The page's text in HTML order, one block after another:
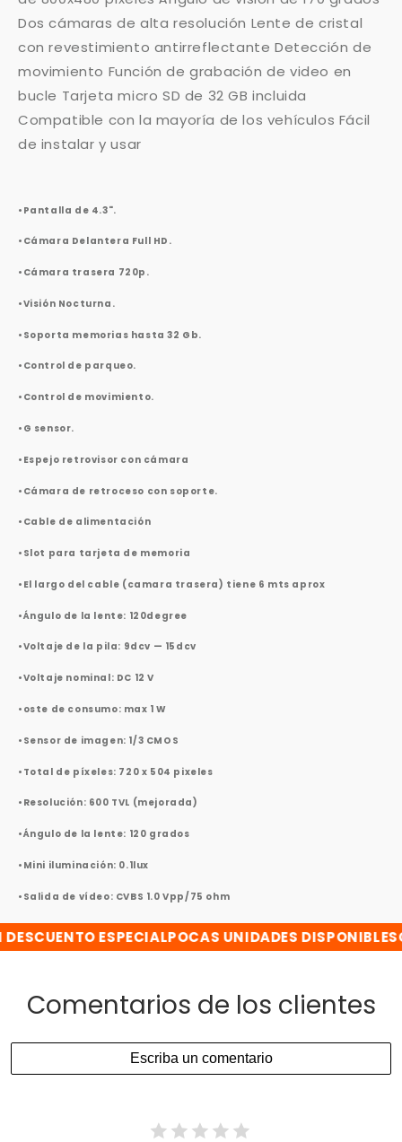
Dos cámaras de alta resolución Lente de cristal
con revestimiento antirreflectante Detección de
movimiento Función de grabación de video en
bucle Tarjeta micro SD de 32 GB incluida
Compatible con la mayoría de los vehículos Fácil
de instalar y usar
•Pantalla de 4.3".
•Cámara Delantera Full HD.
•Cámara trasera 720p.
•Visión Nocturna.
•Soporta memorias hasta 32 Gb.
•Control de parqueo.
•Control de movimiento.
•G sensor.
•Espejo retrovisor con cámara
•Cámara de retroceso con soporte.
•Cable de alimentación
•Slot para tarjeta de memoria
•El largo del cable (camara trasera) tiene 6 mts aprox
•Ángulo de la lente: 120degree
•Voltaje de la pila: 9dcv — 15dcv
•Voltaje nominal: DC 12 V
•oste de consumo: max 1 W
•Sensor de imagen: 1/3 CMOS
•Total de píxeles: 720 x 504 pixeles
•Resolución: 600 TVL (mejorada)
•Ángulo de la lente: 120 grados
•Mini iluminación: 0.1lux
•Salida de vídeo: CVBS 1.0 Vpp/75 ohm
ESPECIALPOCAS UNIDADES DISPONIBLES
Comentarios de los clientes
Escriba un comentario